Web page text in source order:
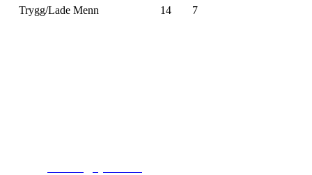
Trygg/Lade Menn
14 7